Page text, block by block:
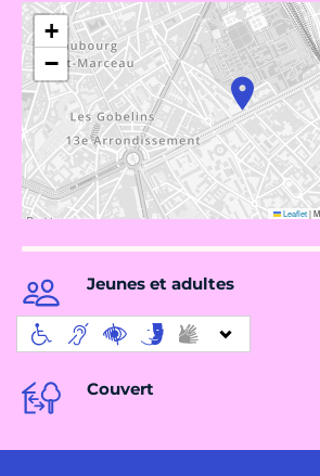
+
−
Leaflet|
Jeunes et adultes
Couvert